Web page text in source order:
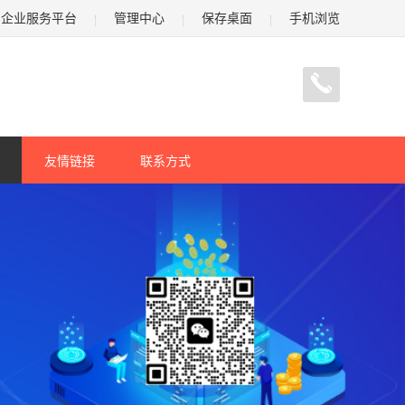
企业服务平台 管理中心 保存桌面 手机浏览
友情链接 联系方式